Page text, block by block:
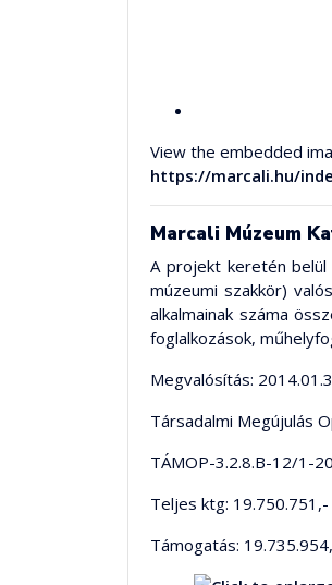
View the embedded
https://marcali.hu/
Marcali Múzeum
A projekt keretén
múzeumi szakkör)
alkalmainak száma
foglalkozások,
Megvalósítás:
Társadalmi Megújulás
TÁMOP-3.2.8.B-12/1-
Teljes ktg:
Támogatás: